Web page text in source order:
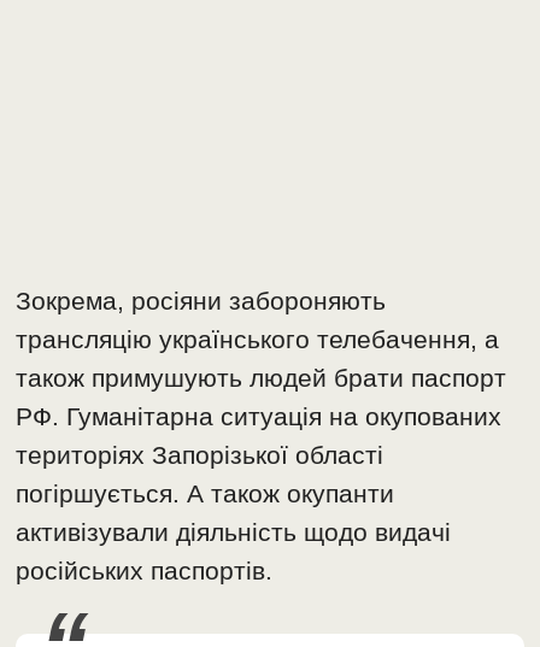
Зокрема, росіяни забороняють
трансляцію українського телебачення, а
також примушують людей брати паспорт
РФ. Гуманітарна ситуація на окупованих
територіях Запорізької області
погіршується. А також окупанти
активізували діяльність щодо видачі
російських паспортів.